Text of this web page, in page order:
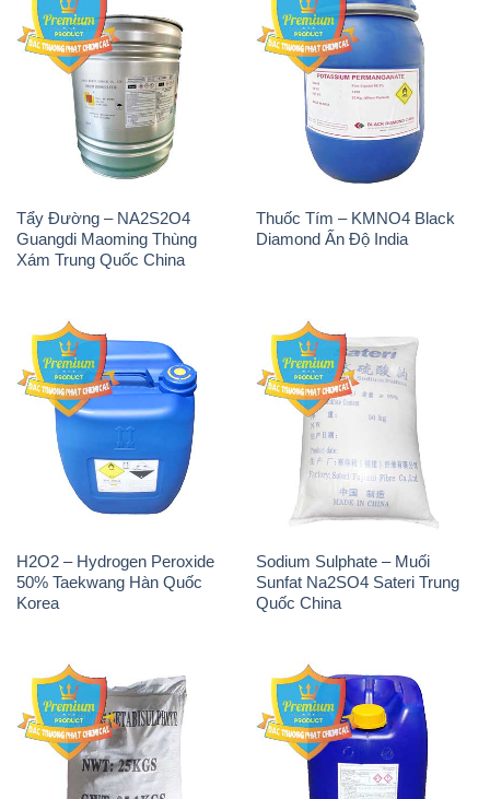
Tẩy Đường – NA2S2O4
Guangdi Maoming Thùng
Xám Trung Quốc China
Thuốc Tím – KMNO4 Black
Diamond Ấn Độ India
H2O2 – Hydrogen Peroxide
50% Taekwang Hàn Quốc
Korea
Sodium Sulphate – Muối
Sunfat Na2SO4 Sateri Trung
Quốc China